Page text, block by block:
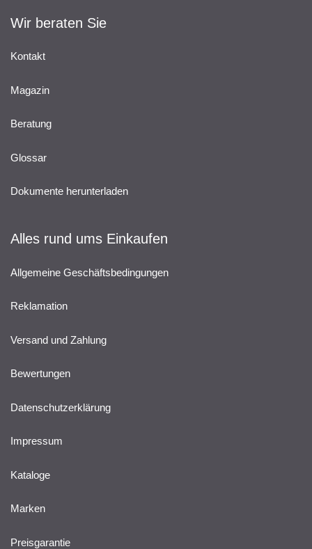
Wir beraten Sie
Kontakt
Magazin
Beratung
Glossar
Dokumente herunterladen
Alles rund ums Einkaufen
Allgemeine Geschäftsbedingungen
Reklamation
Versand und Zahlung
Bewertungen
Datenschutzerklärung
Impressum
Kataloge
Marken
Preisgarantie